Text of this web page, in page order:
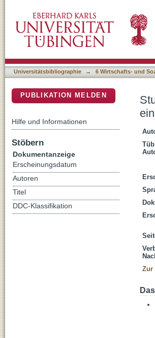
Praxis und Forschung
Universitätsbibliographie → 6 Wirtschafts- und
Zur
PUBLIKATION MELDEN
Hilfe und Informationen
Stöbern
Dokumentanzeige
Erscheinungsdatum
Autoren
Titel
DDC-Klassifikation